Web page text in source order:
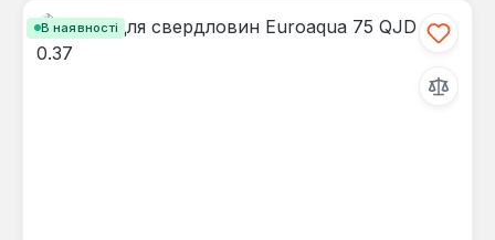
В наявності